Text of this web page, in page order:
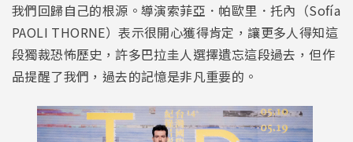
我們回歸自己的根源。導演索菲亞．帕歐里．托內（Sofía
PAOLI THORNE）表示很開心獲得肯定，讓更多人得知這
段獨裁恐怖歷史，許多巴拉圭人選擇遺忘這段過去，但作
品提醒了我們，過去的記憶是非凡重要的。